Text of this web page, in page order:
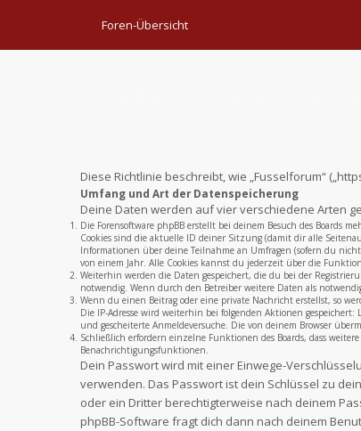
Foren-Übersicht
Diese Richtlinie beschreibt, wie „Fusselforum“
Umfang und Art der Datenspeicherung
Deine Daten werden auf vier verschiedene Arten
Die Forensoftware phpBB erstellt bei deinem Besuch des Boards
Cookies sind die aktuelle ID deiner Sitzung (damit dir alle
Informationen über deine Teilnahme an Umfragen (sofern du
von einem Jahr. Alle Cookies kannst du jederzeit über die Funktion
Weiterhin werden die Daten gespeichert, die du bei der
notwendig. Wenn durch den Betreiber weitere Daten als
Wenn du einen Beitrag oder eine private Nachricht erstellst, so
Die IP-Adresse wird weiterhin bei folgenden Aktionen
und gescheiterte Anmeldeversuche. Die von deinem Browser
Schließlich erfordern einzelne Funktionen des Boards, dass
Benachrichtigungsfunktionen.
Dein Passwort wird mit einer Einwege-
verwenden. Das Passwort ist dein Schlüssel zu
oder ein Dritter berechtigterweise nach deinem
phpBB-Software fragt dich dann nach deinem